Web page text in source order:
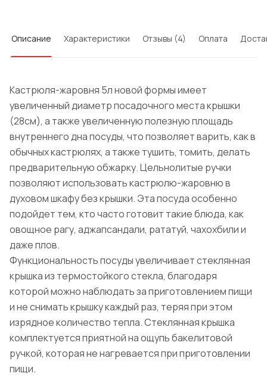
Описание Характеристики Отзывы (4) Оплата
Кастрюля-жаровня 5л новой формы имеет
увеличенный диаметр посадочного места крышки
(28см), а также увеличенную полезную площадь
внутреннего дна посуды, что позволяет варить, как в
обычных кастрюлях, а также тушить, томить, делать
предварительную обжарку. Цельнолитые ручки
позволяют использовать кастрюлю-жаровню в
духовом шкафу без крышки. Эта посуда особенно
подойдет тем, кто часто готовит такие блюда, как
овощное рагу, аджапсандали, рататуй, чахохбили и
даже плов.
Функциональность посуды увеличивает стеклянная
крышка из термостойкого стекла, благодаря
которой можно наблюдать за приготовлением пищи
и не снимать крышку каждый раз, теряя при этом
изрядное количество тепла. Стеклянная крышка
комплектуется приятной на ощупь бакелитовой
ручкой, которая не нагревается при приготовлении
пищи.